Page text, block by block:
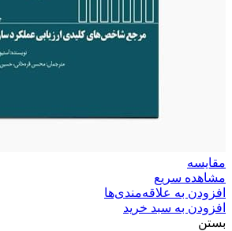
مقایسه
مشاهده سریع
افزودن به علاقه‌مندی‌ها
افزودن به سبد خرید
بستن